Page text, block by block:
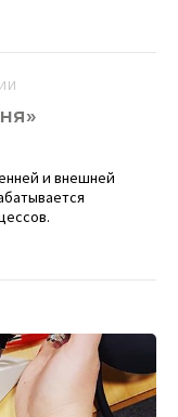
и внешней